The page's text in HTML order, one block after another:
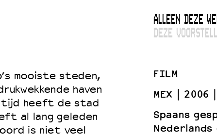
mooiste steden,
haven
heeft de stad
al lang geleden
is niet veel
ALLEEN DEZE
DEZE
FILM
MEX
2006
Spaans